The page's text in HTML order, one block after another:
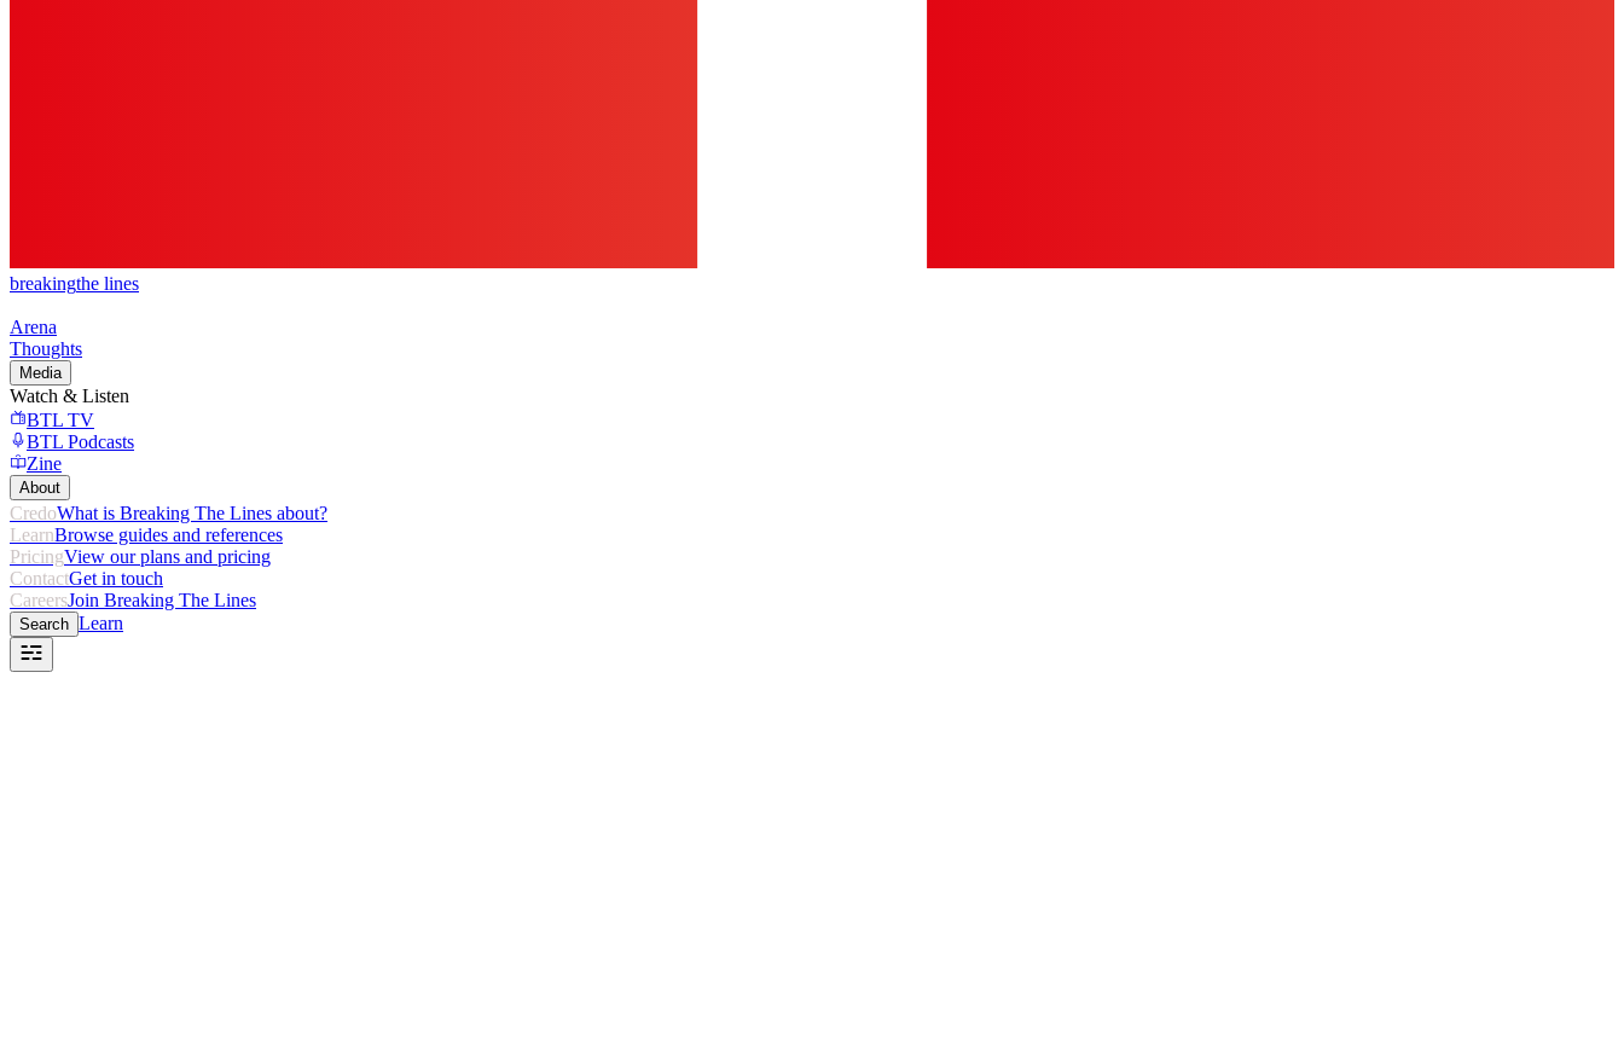
breakingthe lines
Arena
Thoughts
Media
Watch & Listen
BTL TV
BTL Podcasts
Zine
About
CredoWhat is Breaking The Lines about?
LearnBrowse guides and references
PricingView our plans and pricing
ContactGet in touch
CareersJoin Breaking The Lines
Search Learn